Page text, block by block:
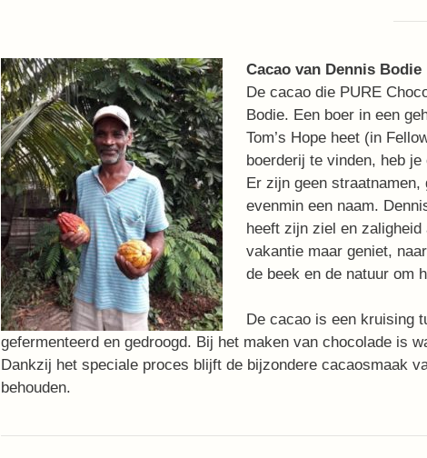
Cacao van Dennis Bodie
De cacao die PURE
Bodie. Een boer in een
Tom’s Hope heet (in
boerderij te vinden, heb
Er zijn geen
evenmin een naam.
heeft zijn ziel en
vakantie maar geniet,
de beek en de natuur om
De cacao is een kruising
gefermenteerd en gedroogd. Bij het maken van chocolade is
Dankzij het speciale proces blijft de bijzondere cacaosmaak
behouden.